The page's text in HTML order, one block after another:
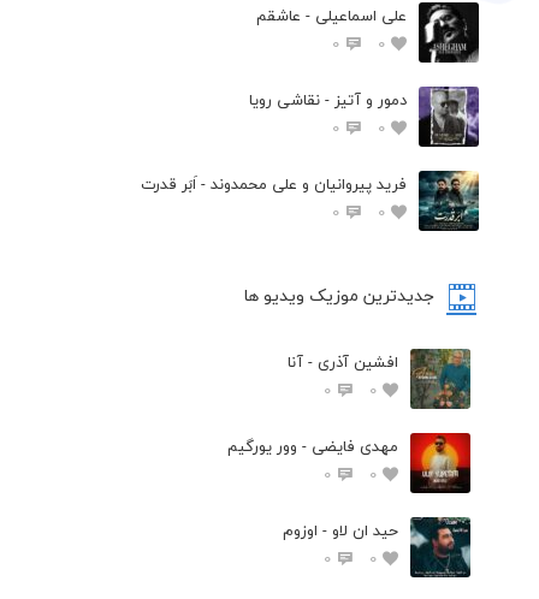
علی اسماعیلی - عاشقم
0
0
دمور و آتیز - نقاشی رویا
0
0
فرید پیروانیان و علی محمدوند - اَبَر قدرت
0
0
جدیدترین موزیک ویدیو ها
افشین آذری - آنا
0
0
مهدی فایضی - وور یورگیم
0
0
حید ان لاو - اوزوم
0
0